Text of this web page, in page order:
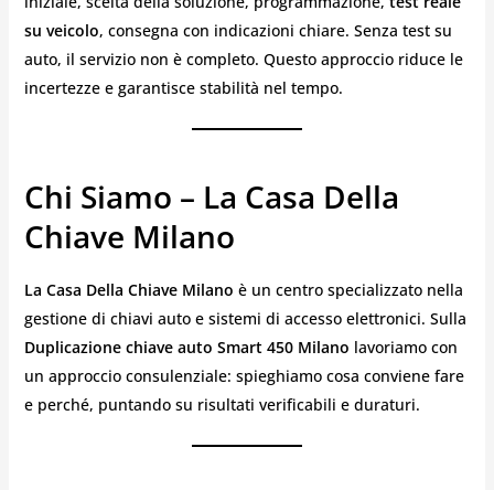
su veicolo, consegna con indicazioni chiare. Senza test su
auto, il servizio non è completo. Questo approccio riduce le
incertezze e garantisce stabilità nel tempo.
Chi Siamo – La Casa Della
Chiave Milano
La Casa Della Chiave Milano è un centro specializzato nella
gestione di chiavi auto e sistemi di accesso elettronici. Sulla
Duplicazione chiave auto Smart 450 Milano lavoriamo con
un approccio consulenziale: spieghiamo cosa conviene fare
e perché, puntando su risultati verificabili e duraturi.